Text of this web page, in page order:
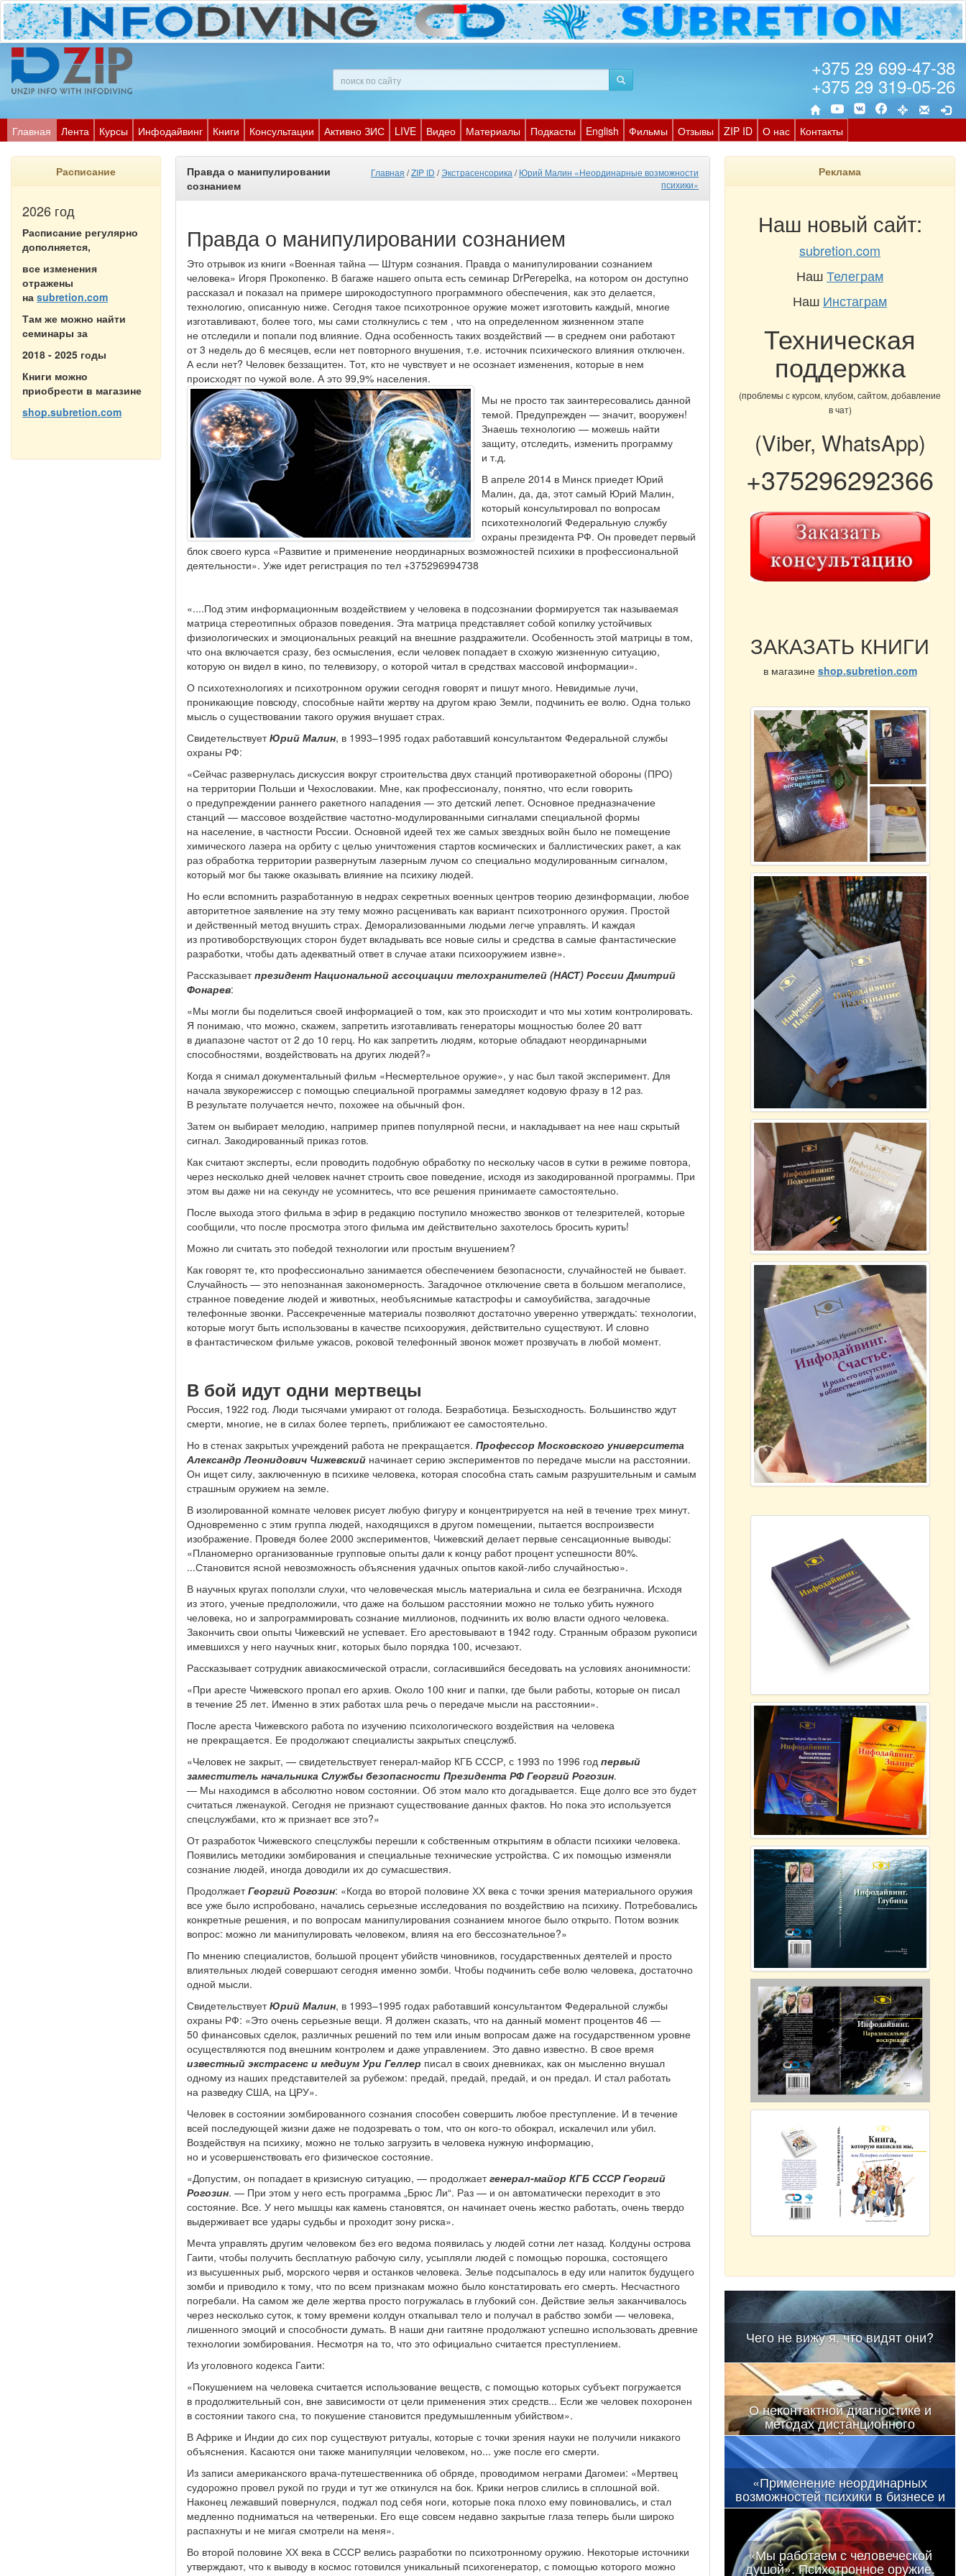
+375 29 699-47-38
+375 29 319-05-26
Главная Лента Курсы Инфодайвинг Книги Консультации Активно ЗИС LIVE Видео Материалы Подкасты English Фильмы Отзывы ZIP ID О нас Контакты
Расписание
2026 год
Расписание регулярно
дополняется,
все изменения
отражены
на subretion.com
Там же можно найти
семинары за
2018 - 2025 годы
Книги можно
приобрести в магазине
shop.subretion.com
Правда о манипулировании
сознанием
Главная /ZIP ID /Экстрасенсорика /Юрий Малин «Неординарные возможности
психики»
Правда о манипулировании сознанием
Это отрывок из книги «Военная тайна — Штурм сознания. Правда о манипулировании сознанием
человека» Игоря Прокопенко. В багаже нашего опыта есть семинар DrPerepelka, на котором он доступно
рассказал и показал на примере широкодоступного программного обеспечения, как это делается,
технологию, описанную ниже. Сегодня такое психотронное оружие может изготовить каждый, многие
изготавливают, более того, мы сами столкнулись с тем , что на определенном жизненном этапе
не отследили и попали под влияние. Одна особенность таких воздействий — в среднем они работают
от 3 недель до 6 месяцев, если нет повторного внушения, т.е. источник психического влияния отключен.
А если нет? Человек беззащитен. Тот, кто не чувствует и не осознает изменения, которые в нем
происходят по чужой воле. А это 99,9% населения.
Мы не просто так заинтересовались данной
темой. Предупрежден — значит, вооружен!
Знаешь технологию — можешь найти
защиту, отследить, изменить программу
и т.д.
В апреле 2014 в Минск приедет Юрий
Малин, да, да, этот самый Юрий Малин,
который консультировал по вопросам
психотехнологий Федеральную службу
охраны президента РФ. Он проведет первый
блок своего курса «Развитие и применение неординарных возможностей психики в профессиональной
деятельности». Уже идет регистрация по тел +375296994738
«....Под этим информационным воздействием у человека в подсознании формируется так называемая
матрица стереотипных образов поведения. Эта матрица представляет собой копилку устойчивых
физиологических и эмоциональных реакций на внешние раздражители. Особенность этой матрицы в том,
что она включается сразу, без осмысления, если человек попадает в схожую жизненную ситуацию,
которую он видел в кино, по телевизору, о которой читал в средствах массовой информации».
О психотехнологиях и психотронном оружии сегодня говорят и пишут много. Невидимые лучи,
проникающие повсюду, способные найти жертву на другом краю Земли, подчинить ее волю. Одна только
мысль о существовании такого оружия внушает страх.
СвидетельствуетЮрий Малин, в 1993–1995 годах работавший консультантом Федеральной службы
охраны РФ:
«Сейчас развернулась дискуссия вокруг строительства двух станций противоракетной обороны (ПРО)
на территории Польши и Чехословакии. Мне, как профессионалу, понятно, что если говорить
о предупреждении раннего ракетного нападения — это детский лепет. Основное предназначение
станций — массовое воздействие частотно-модулированными сигналами специальной формы
на население, в частности России. Основной идеей тех же самых звездных войн было не помещение
химического лазера на орбиту с целью уничтожения стартов космических и баллистических ракет, а как
раз обработка территории развернутым лазерным лучом со специально модулированным сигналом,
который мог бы также оказывать влияние на психику людей.
Но если вспомнить разработанную в недрах секретных военных центров теорию дезинформации, любое
авторитетное заявление на эту тему можно расценивать как вариант психотронного оружия. Простой
и действенный метод внушить страх. Деморализованными людьми легче управлять. И каждая
из противоборствующих сторон будет вкладывать все новые силы и средства в самые фантастические
разработки, чтобы дать адекватный ответ в случае атаки психооружием извне».
Рассказываетпрезидент Национальной ассоциации телохранителей (НАСТ) России Дмитрий
Фонарев:
«Мы могли бы поделиться своей информацией о том, как это происходит и что мы хотим контролировать.
Я понимаю, что можно, скажем, запретить изготавливать генераторы мощностью более 20 ватт
в диапазоне частот от 2 до 10 герц. Но как запретить людям, которые обладают неординарными
способностями, воздействовать на других людей?»
Когда я снимал документальный фильм «Несмертельное оружие», у нас был такой эксперимент. Для
начала звукорежиссер с помощью специальной программы замедляет кодовую фразу в 12 раз.
В результате получается нечто, похожее на обычный фон.
Затем он выбирает мелодию, например припев популярной песни, и накладывает на нее наш скрытый
сигнал. Закодированный приказ готов.
Как считают эксперты, если проводить подобную обработку по нескольку часов в сутки в режиме повтора,
через несколько дней человек начнет строить свое поведение, исходя из закодированной программы. При
этом вы даже ни на секунду не усомнитесь, что все решения принимаете самостоятельно.
После выхода этого фильма в эфир в редакцию поступило множество звонков от телезрителей, которые
сообщили, что после просмотра этого фильма им действительно захотелось бросить курить!
Можно ли считать это победой технологии или простым внушением?
Как говорят те, кто профессионально занимается обеспечением безопасности, случайностей не бывает.
Случайность — это непознанная закономерность. Загадочное отключение света в большом мегаполисе,
странное поведение людей и животных, необъяснимые катастрофы и самоубийства, загадочные
телефонные звонки. Рассекреченные материалы позволяют достаточно уверенно утверждать: технологии,
которые могут быть использованы в качестве психооружия, действительно существуют. И словно
в фантастическом фильме ужасов, роковой телефонный звонок может прозвучать в любой момент.
В бой идут одни мертвецы
Россия, 1922 год. Люди тысячами умирают от голода. Безработица. Безысходность. Большинство ждут
смерти, многие, не в силах более терпеть, приближают ее самостоятельно.
Но в стенах закрытых учреждений работа не прекращается. Профессор Московского университета
Александр Леонидович Чижевский начинает серию экспериментов по передаче мысли на расстоянии.
Он ищет силу, заключенную в психике человека, которая способна стать самым разрушительным и самым
страшным оружием на земле.
В изолированной комнате человек рисует любую фигуру и концентрируется на ней в течение трех минут.
Одновременно с этим группа людей, находящихся в другом помещении, пытается воспроизвести
изображение. Проведя более 2000 экспериментов, Чижевский делает первые сенсационные выводы:
«Планомерно организованные групповые опыты дали к концу работ процент успешности 80%.
...Становится ясной невозможность объяснения удачных опытов какой-либо случайностью».
В научных кругах поползли слухи, что человеческая мысль материальна и сила ее безгранична. Исходя
из этого, ученые предположили, что даже на большом расстоянии можно не только убить нужного
человека, но и запрограммировать сознание миллионов, подчинить их волю власти одного человека.
Закончить свои опыты Чижевский не успевает. Его арестовывают в 1942 году. Странным образом рукописи
имевшихся у него научных книг, которых было порядка 100, исчезают.
Рассказывает сотрудник авиакосмической отрасли, согласившийся беседовать на условиях анонимности:
«При аресте Чижевского пропал его архив. Около 100 книг и папки, где были работы, которые он писал
в течение 25 лет. Именно в этих работах шла речь о передаче мысли на расстоянии».
После ареста Чижевского работа по изучению психологического воздействия на человека
не прекращается. Ее продолжают специалисты закрытых спецслужб.
«Человек не закрыт, — свидетельствует генерал-майор КГБ СССР, с 1993 по 1996 год первый
заместитель начальника Службы безопасности Президента РФ Георгий Рогозин.
— Мы находимся в абсолютно новом состоянии. Об этом мало кто догадывается. Еще долго все это будет
считаться лженаукой. Сегодня не признают существование данных фактов. Но пока это используется
спецслужбами, кто ж признает все это?»
От разработок Чижевского спецслужбы перешли к собственным открытиям в области психики человека.
Появились методики зомбирования и специальные технические устройства. С их помощью изменяли
сознание людей, иногда доводили их до сумасшествия.
ПродолжаетГеоргий Рогозин: «Когда во второй половине ХХ века с точки зрения материального оружия
все уже было испробовано, начались серьезные исследования по воздействию на психику. Потребовались
конкретные решения, и по вопросам манипулирования сознанием многое было открыто. Потом возник
вопрос: можно ли манипулировать человеком, влияя на его бессознательное?»
По мнению специалистов, большой процент убийств чиновников, государственных деятелей и просто
влиятельных людей совершают сегодня именно зомби. Чтобы подчинить себе волю человека, достаточно
одной мысли.
СвидетельствуетЮрий Малин, в 1993–1995 годах работавший консультантом Федеральной службы
охраны РФ: «Это очень серьезные вещи. Я должен сказать, что на данный момент процентов 46 —
50 финансовых сделок, различных решений по тем или иным вопросам даже на государственном уровне
осуществляются под внешним контролем и даже управлением. Это давно известно. В свое время
известный экстрасенс и медиум Ури Геллер писал в своих дневниках, как он мысленно внушал
одному из наших представителей за рубежом: предай, предай, предай, и он предал. И стал работать
на разведку США, на ЦРУ».
Человек в состоянии зомбированного сознания способен совершить любое преступление. И в течение
всей последующей жизни даже не подозревать о том, что он кого-то обокрал, искалечил или убил.
Воздействуя на психику, можно не только загрузить в человека нужную информацию,
но и усовершенствовать его физическое состояние.
«Допустим, он попадает в кризисную ситуацию, — продолжаетгенерал-майор КГБ СССР Георгий
Рогозин. — При этом у него есть программа „Брюс Ли“. Раз — и он автоматически переходит в это
состояние. Все. У него мышцы как камень становятся, он начинает очень жестко работать, очень твердо
выдерживает все удары судьбы и проходит зону риска».
Мечта управлять другим человеком без его ведома появилась у людей сотни лет назад. Колдуны острова
Гаити, чтобы получить бесплатную рабочую силу, усыпляли людей с помощью порошка, состоящего
из высушенных рыб, морского червя и останков человека. Зелье подсыпалось в еду или напиток будущего
зомби и приводило к тому, что по всем признакам можно было констатировать его смерть. Несчастного
погребали. На самом же деле жертва просто погружалась в глубокий сон. Действие зелья заканчивалось
через несколько суток, к тому времени колдун откапывал тело и получал в рабство зомби — человека,
лишенного эмоций и способности думать. В наши дни гаитяне продолжают успешно использовать древние
технологии зомбирования. Несмотря на то, что это официально считается преступлением.
Из уголовного кодекса Гаити:
«Покушением на человека считается использование веществ, с помощью которых субъект погружается
в продолжительный сон, вне зависимости от цели применения этих средств... Если же человек похоронен
в состоянии такого сна, то покушение становится предумышленным убийством».
В Африке и Индии до сих пор существуют ритуалы, которые с точки зрения науки не получили никакого
объяснения. Касаются они также манипуляции человеком, но... уже после его смерти.
Из записи американского врача-путешественника об обряде, проводимом неграми Дагомеи: «Мертвец
судорожно провел рукой по груди и тут же откинулся на бок. Крики негров слились в сплошной вой.
Наконец лежавший повернулся, поджал под себя ноги, которые пока плохо ему повиновались, и стал
медленно подниматься на четвереньки. Его еще совсем недавно закрытые глаза теперь были широко
распахнуты и не мигая смотрели на меня».
Во второй половине ХХ века в СССР велись разработки по психотронному оружию. Некоторые источники
утверждают, что к выводу в космос готовился уникальный психогенератор, с помощью которого можно
Реклама
Наш новый сайт:
subretion.com
НашТелеграм
Наш Инстаграм
Техническая
поддержка
(проблемы с курсом, клубом, сайтом, добавление
в чат)
(Viber, WhatsApp)
+375296292366
ЗАКАЗАТЬ КНИГИ
в магазине shop.subretion.com
Чего не вижу я, что видят они?
О неконтактной диагностике и
методах дистанционного
воздействия
«Применение неординарных
возможностей психики в бизнесе и
политике»
«Мы работаем с человеческой
душой». Психотронное оружие.